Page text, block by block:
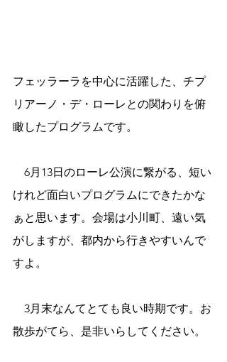
フェッラーラを中心に活躍した、チプ
リアーノ・デ・ローレとの関わりを俯
瞰したプログラムです。
6月13日のローレ公演に繋がる、短い
けれど面白いプログラムにできたかな
ぁと思います。会場は小川町、遠い気
がしますが、都内から行きやすいんで
すよ。
3月末なんてとても良い時期です。お
散歩がてら、是非いらしてください。